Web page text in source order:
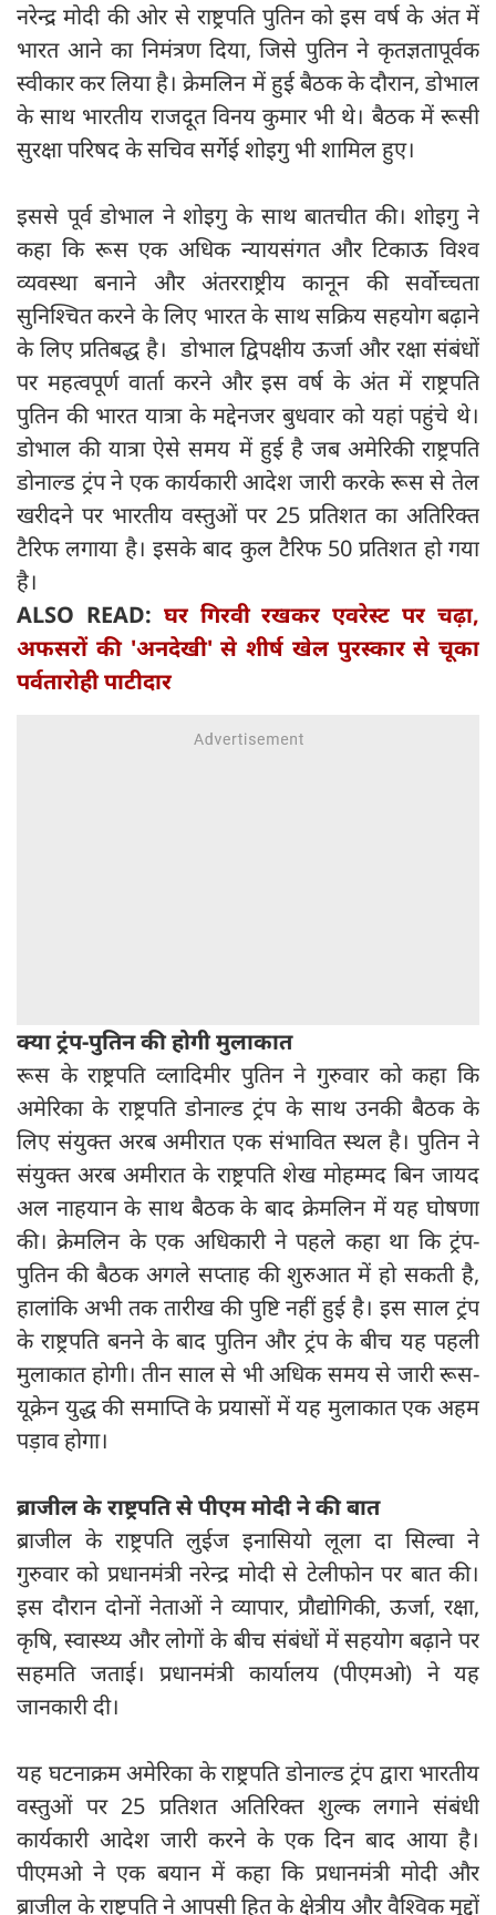
नरेन्द्र मोदी की ओर से राष्ट्रपति पुतिन को इस वर्ष के अंत में
भारत आने का निमंत्रण दिया, जिसे पुतिन ने कृतज्ञतापूर्वक
स्वीकार कर लिया है। क्रेमलिन में हुई बैठक के दौरान, डोभाल
के साथ भारतीय राजदूत विनय कुमार भी थे। बैठक में रूसी
सुरक्षा परिषद के सचिव सर्गेई शोइगु भी शामिल हुए।
इससे पूर्व डोभाल ने शोइगु के साथ बातचीत की। शोइगु ने
कहा कि रूस एक अधिक न्यायसंगत और टिकाऊ विश्व
व्यवस्था बनाने और अंतरराष्ट्रीय कानून की सर्वोच्चता
सुनिश्चित करने के लिए भारत के साथ सक्रिय सहयोग बढ़ाने
के लिए प्रतिबद्ध है। डोभाल द्विपक्षीय ऊर्जा और रक्षा संबंधों
पर महत्वपूर्ण वार्ता करने और इस वर्ष के अंत में राष्ट्रपति
पुतिन की भारत यात्रा के मद्देनजर बुधवार को यहां पहुंचे थे।
डोभाल की यात्रा ऐसे समय में हुई है जब अमेरिकी राष्ट्रपति
डोनाल्ड ट्रंप ने एक कार्यकारी आदेश जारी करके रूस से तेल
खरीदने पर भारतीय वस्तुओं पर 25 प्रतिशत का अतिरिक्त
टैरिफ लगाया है। इसके बाद कुल टैरिफ 50 प्रतिशत हो गया
है।
ALSO READ: घर गिरवी रखकर एवरेस्ट पर चढ़ा,
अफसरों की 'अनदेखी' से शीर्ष खेल पुरस्कार से चूका
पर्वतारोही पाटीदार
क्या ट्रंप-पुतिन की होगी मुलाकात
रूस के राष्ट्रपति व्लादिमीर पुतिन ने गुरुवार को कहा कि
अमेरिका के राष्ट्रपति डोनाल्ड ट्रंप के साथ उनकी बैठक के
लिए संयुक्त अरब अमीरात एक संभावित स्थल है। पुतिन ने
संयुक्त अरब अमीरात के राष्ट्रपति शेख मोहम्मद बिन जायद
अल नाहयान के साथ बैठक के बाद क्रेमलिन में यह घोषणा
की। क्रेमलिन के एक अधिकारी ने पहले कहा था कि ट्रंप-
पुतिन की बैठक अगले सप्ताह की शुरुआत में हो सकती है,
हालांकि अभी तक तारीख की पुष्टि नहीं हुई है। इस साल ट्रंप
के राष्ट्रपति बनने के बाद पुतिन और ट्रंप के बीच यह पहली
मुलाकात होगी। तीन साल से भी अधिक समय से जारी रूस-
यूक्रेन युद्ध की समाप्ति के प्रयासों में यह मुलाकात एक अहम
पड़ाव होगा।
ब्राजील के राष्ट्रपति से पीएम मोदी ने की बात
ब्राजील के राष्ट्रपति लुईज इनासियो लूला दा सिल्वा ने
गुरुवार को प्रधानमंत्री नरेन्द्र मोदी से टेलीफोन पर बात की।
इस दौरान दोनों नेताओं ने व्यापार, प्रौद्योगिकी, ऊर्जा, रक्षा,
कृषि, स्वास्थ्य और लोगों के बीच संबंधों में सहयोग बढ़ाने पर
सहमति जताई। प्रधानमंत्री कार्यालय (पीएमओ) ने यह
जानकारी दी।
यह घटनाक्रम अमेरिका के राष्ट्रपति डोनाल्ड ट्रंप द्वारा भारतीय
वस्तुओं पर 25 प्रतिशत अतिरिक्त शुल्क लगाने संबंधी
कार्यकारी आदेश जारी करने के एक दिन बाद आया है।
पीएमओ ने एक बयान में कहा कि प्रधानमंत्री मोदी और
ब्राजील के राष्ट्रपति ने आपसी हित के क्षेत्रीय और वैश्विक मुद्दों